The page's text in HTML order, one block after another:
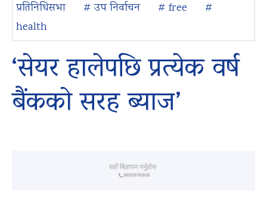
प्रतिनिधिसभा
# उप निर्वाचन # free
#
health
‘सेयर हालेपछि प्रत्येक वर्ष
बैंकको सरह ब्याज’